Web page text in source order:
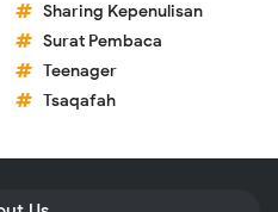
Sharing Kepenulisan
Surat Pembaca
Teenager
Tsaqafah